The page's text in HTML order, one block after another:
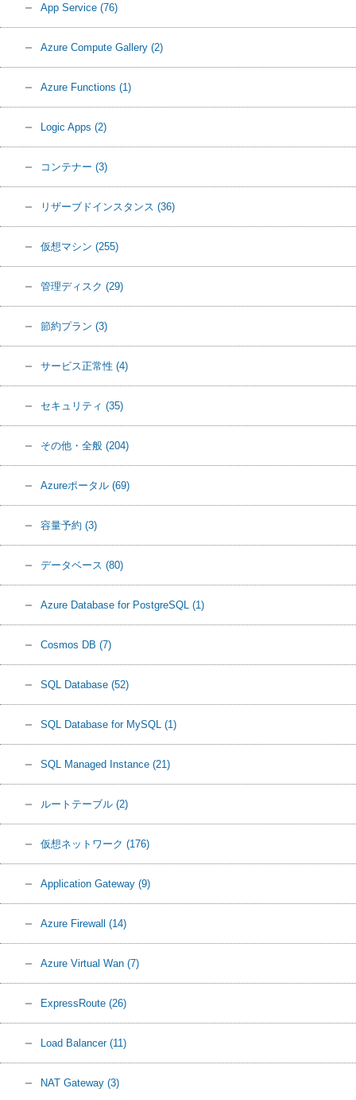
App Service (76)
Azure Compute Gallery (2)
Azure Functions (1)
Logic Apps (2)
コンテナー (3)
リザーブドインスタンス (36)
仮想マシン (255)
管理ディスク (29)
節約プラン (3)
サービス正常性 (4)
セキュリティ (35)
その他・全般 (204)
Azureポータル (69)
容量予約 (3)
データベース (80)
Azure Database for PostgreSQL (1)
Cosmos DB (7)
SQL Database (52)
SQL Database for MySQL (1)
SQL Managed Instance (21)
ルートテーブル (2)
仮想ネットワーク (176)
Application Gateway (9)
Azure Firewall (14)
Azure Virtual Wan (7)
ExpressRoute (26)
Load Balancer (11)
NAT Gateway (3)